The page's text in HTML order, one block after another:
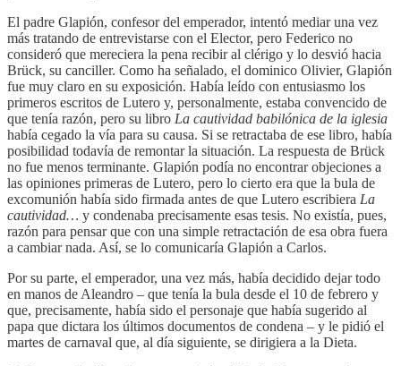
El padre Glapión, confesor del emperador, intentó mediar una vez
más tratando de entrevistarse con el Elector, pero Federico no
consideró que mereciera la pena recibir al clérigo y lo desvió hacia
Brück, su canciller. Como ha señalado, el dominico Olivier, Glapión
fue muy claro en su exposición. Había leído con entusiasmo los
primeros escritos de Lutero y, personalmente, estaba convencido de
que tenía razón, pero su libro La cautividad babilónica de la iglesia
había cegado la vía para su causa. Si se retractaba de ese libro, había
posibilidad todavía de remontar la situación. La respuesta de Brück
no fue menos terminante. Glapión podía no encontrar objeciones a
las opiniones primeras de Lutero, pero lo cierto era que la bula de
excomunión había sido firmada antes de que Lutero escribiera La
cautividad… y condenaba precisamente esas tesis. No existía, pues,
razón para pensar que con una simple retractación de esa obra fuera
a cambiar nada. Así, se lo comunicaría Glapión a Carlos.
Por su parte, el emperador, una vez más, había decidido dejar todo
en manos de Aleandro – que tenía la bula desde el 10 de febrero y
que, precisamente, había sido el personaje que había sugerido al
papa que dictara los últimos documentos de condena – y le pidió el
martes de carnaval que, al día siguiente, se dirigiera a la Dieta.